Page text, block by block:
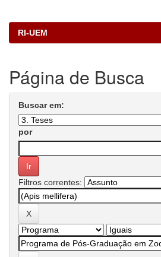
RI-UEM
Página de Busca
Buscar em:
por
Filtros correntes: